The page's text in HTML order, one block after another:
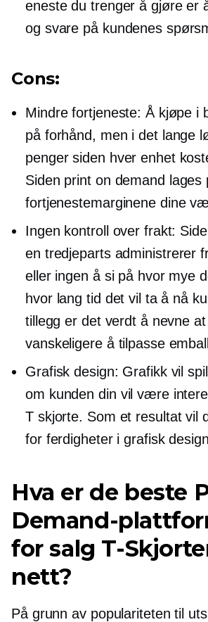
eneste du trenger å gjøre er
og svare på kundenes
Cons:
Mindre fortjeneste: Å kjøpe i
på forhånd, men i det lange
penger siden hver enhet
Siden print on demand lages
fortjenestemarginene dine
Ingen kontroll over frakt:
en tredjepartsadministrerer
eller ingen å si på hvor mye
hvor lang tid det vil ta å nå
tillegg er det verdt å nevne
vanskeligere å tilpasse
Grafisk design: Grafikk vil
om kunden din vil være
T skjorte. Som et resultat vil
for ferdigheter i grafisk
Hva er de beste
Demand-
for salg T-
nett?
På grunn av populariteten til